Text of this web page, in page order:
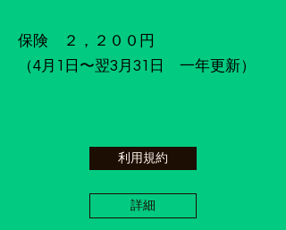
保険 ２，２００円
（4月1日〜翌3月31日 一年更新）
利用規約
詳細